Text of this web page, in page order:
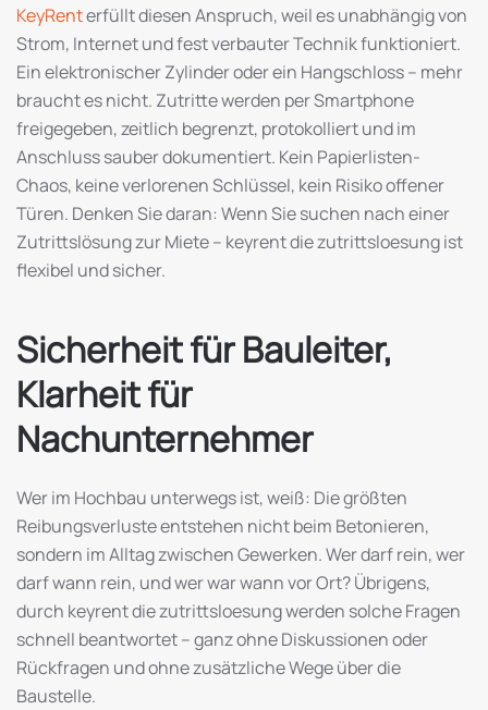
KeyRenterfüllt diesen Anspruch, weil es unabhängig von
Strom, Internet und fest verbauter Technik funktioniert.
Ein elektronischer Zylinder oder ein Hangschloss – mehr
braucht es nicht. Zutritte werden per Smartphone
freigegeben, zeitlich begrenzt, protokolliert und im
Anschluss sauber dokumentiert. Kein Papierlisten-
Chaos, keine verlorenen Schlüssel, kein Risiko offener
Türen. Denken Sie daran: Wenn Sie suchen nach einer
Zutrittslösung zur Miete – keyrent die zutrittsloesung ist
flexibel und sicher.
Sicherheit für Bauleiter,
Klarheit für
Nachunternehmer
Wer im Hochbau unterwegs ist, weiß: Die größten
Reibungsverluste entstehen nicht beim Betonieren,
sondern im Alltag zwischen Gewerken. Wer darf rein, wer
darf wann rein, und wer war wann vor Ort? Übrigens,
durch keyrent die zutrittsloesung werden solche Fragen
schnell beantwortet – ganz ohne Diskussionen oder
Rückfragen und ohne zusätzliche Wege über die
Baustelle.